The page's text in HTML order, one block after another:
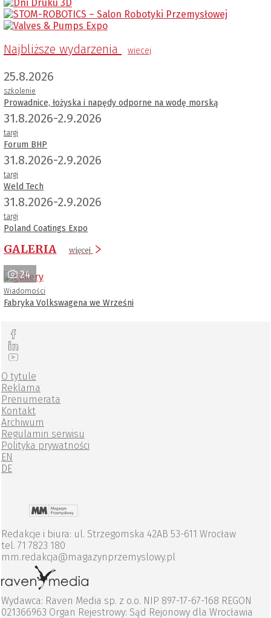
Najbliższe wydarzenia wiecej
25.8.2026
szkolenie
Prowadnice, łożyska i napędy odporne na wodę morską
31.8.2026-2.9.2026
targi
Forum BHP
31.8.2026-2.9.2026
targi
Weld Tech
31.8.2026-2.9.2026
targi
Poland Coatings Expo
GALERIA więcej
24
Wiadomości
Fabryka Volkswagena we Wrześni
O tytule
Reklama
Prenumerata
Kontakt
Archiwum
Regulamin serwisu
Polityka prywatności
EN
DE
Redakcje i biura: ul. Strzegomska 42AB 53-611 Wrocław
tel. 71 7823 180
mm.redakcja@magazynprzemyslowy.pl
Wydawca: Raven Media sp. z o.o. NIP 897-17-67-168 REGON
021366963 Organ Rejestrowy: Sąd Rejonowy dla Wrocławia